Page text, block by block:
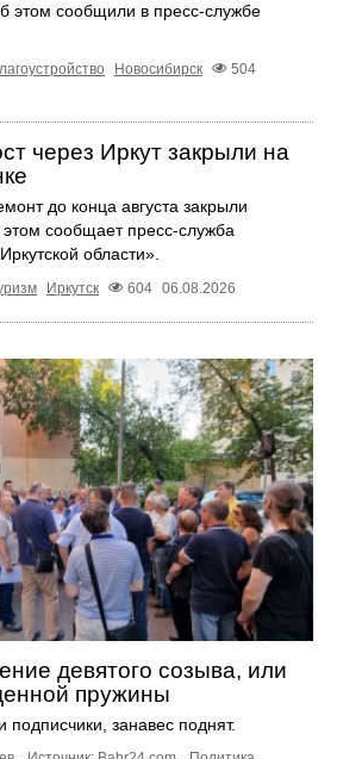
этом сообщили в пресс-службе
Новосибирск
504
через Иркут закрыли на
до конца августа закрыли
сообщает пресс‑служба
области».
Иркутск 604 06.08.2026
девятого созыва, или
пружины
подписчики, занавес поднят.